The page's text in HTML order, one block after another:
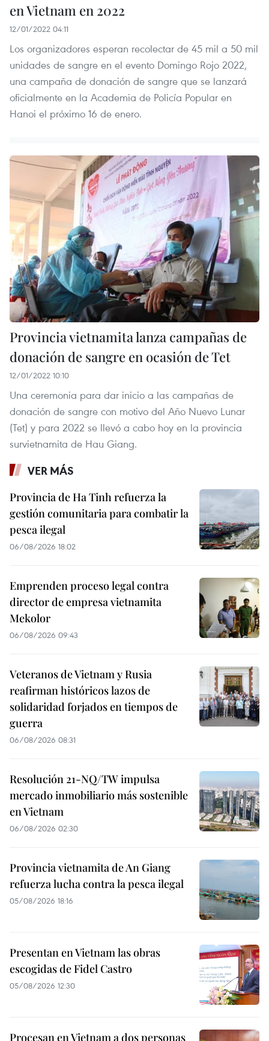
en Vietnam en 2022
12/01/2022 04:11
Los organizadores esperan recolectar de 45 mil a 50 mil
unidades de sangre en el evento Domingo Rojo 2022,
una campaña de donación de sangre que se lanzará
oficialmente en la Academia de Policía Popular en
Hanoi el próximo 16 de enero.
Provincia vietnamita lanza campañas de
donación de sangre en ocasión de Tet
12/01/2022 10:10
Una ceremonia para dar inicio a las campañas de
donación de sangre con motivo del Año Nuevo Lunar
(Tet) y para 2022 se llevó a cabo hoy en la provincia
survietnamita de Hau Giang.
VER MÁS
Provincia de Ha Tinh refuerza la
gestión comunitaria para combatir la
pesca ilegal
06/08/2026 18:02
Emprenden proceso legal contra
director de empresa vietnamita
Mekolor
06/08/2026 09:43
Veteranos de Vietnam y Rusia
reafirman históricos lazos de
solidaridad forjados en tiempos de
guerra
06/08/2026 08:31
Resolución 21-NQ/TW impulsa
mercado inmobiliario más sostenible
en Vietnam
06/08/2026 02:30
Provincia vietnamita de An Giang
refuerza lucha contra la pesca ilegal
05/08/2026 18:16
Presentan en Vietnam las obras
escogidas de Fidel Castro
05/08/2026 12:30
Procesan en Vietnam a dos personas